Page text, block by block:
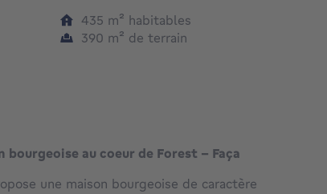
435 m² mètres carrés
habitables
390 m² mètres carrés
de terrain
bourgeoise au coeur de Forest - Faça
une maison bourgeoise de caractère